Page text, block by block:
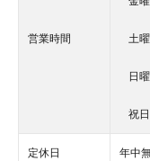
営業時間 土
日
祝
定休日 年中